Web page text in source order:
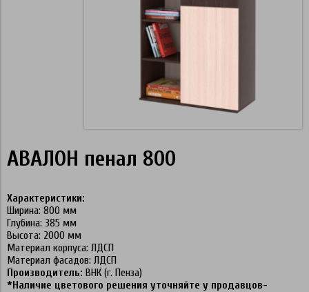
АВАЛОН пенал 800
Характеристики:
Ширина: 800 мм
Глубина: 385 мм
Высота: 2000 мм
Материал корпуса: ЛДСП
Материал фасадов: ЛДСП
Производитель: ВНК (г. Пенза)
*Наличие цветового решения уточняйте у продавцов-